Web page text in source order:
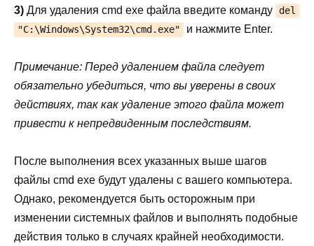
3) Для удаления cmd exe файла введите команду del
"C:\Windows\System32\cmd.exe"
и нажмите Enter.
Примечание: Перед удалением файла следует
обязательно убедиться, что вы уверены в своих
действиях, так как удаление этого файла может
привести к непредвиденным последствиям.
После выполнения всех указанных выше шагов
файлы cmd exe будут удалены с вашего компьютера.
Однако, рекомендуется быть осторожным при
изменении системных файлов и выполнять подобные
действия только в случаях крайней необходимости.